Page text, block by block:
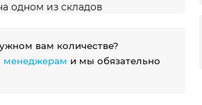
одном из складов
вам количестве?
и мы обязательно